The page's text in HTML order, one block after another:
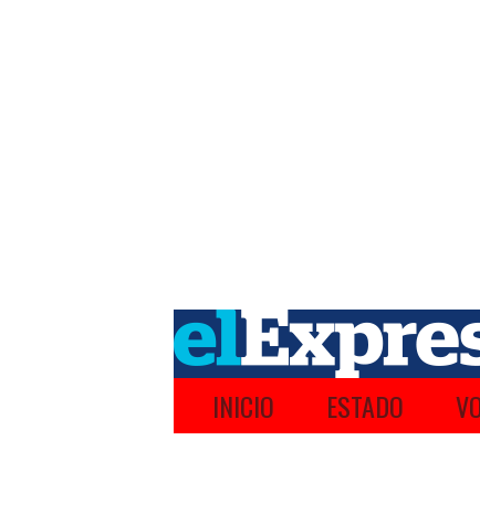
INICIO ESTADO